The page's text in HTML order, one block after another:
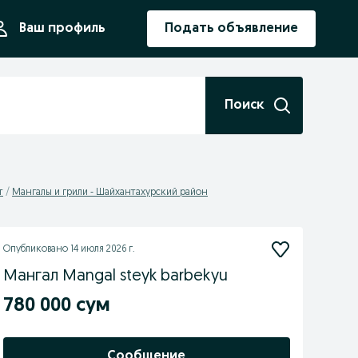
Ваш профиль Подать объявление
Поиск
Мангалы и грили - Шайхантахурский район
Опубликовано 14 июля 2026 г.
Мангал Mangal steyk barbekyu
780 000 сум